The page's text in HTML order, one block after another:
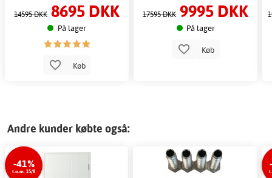
14595 DKK 8695 DKK
På lager
Køb
17595 DKK 9995 DKK
På lager
Køb
Andre kunder købte også:
-41%
t.o.m. 15/8